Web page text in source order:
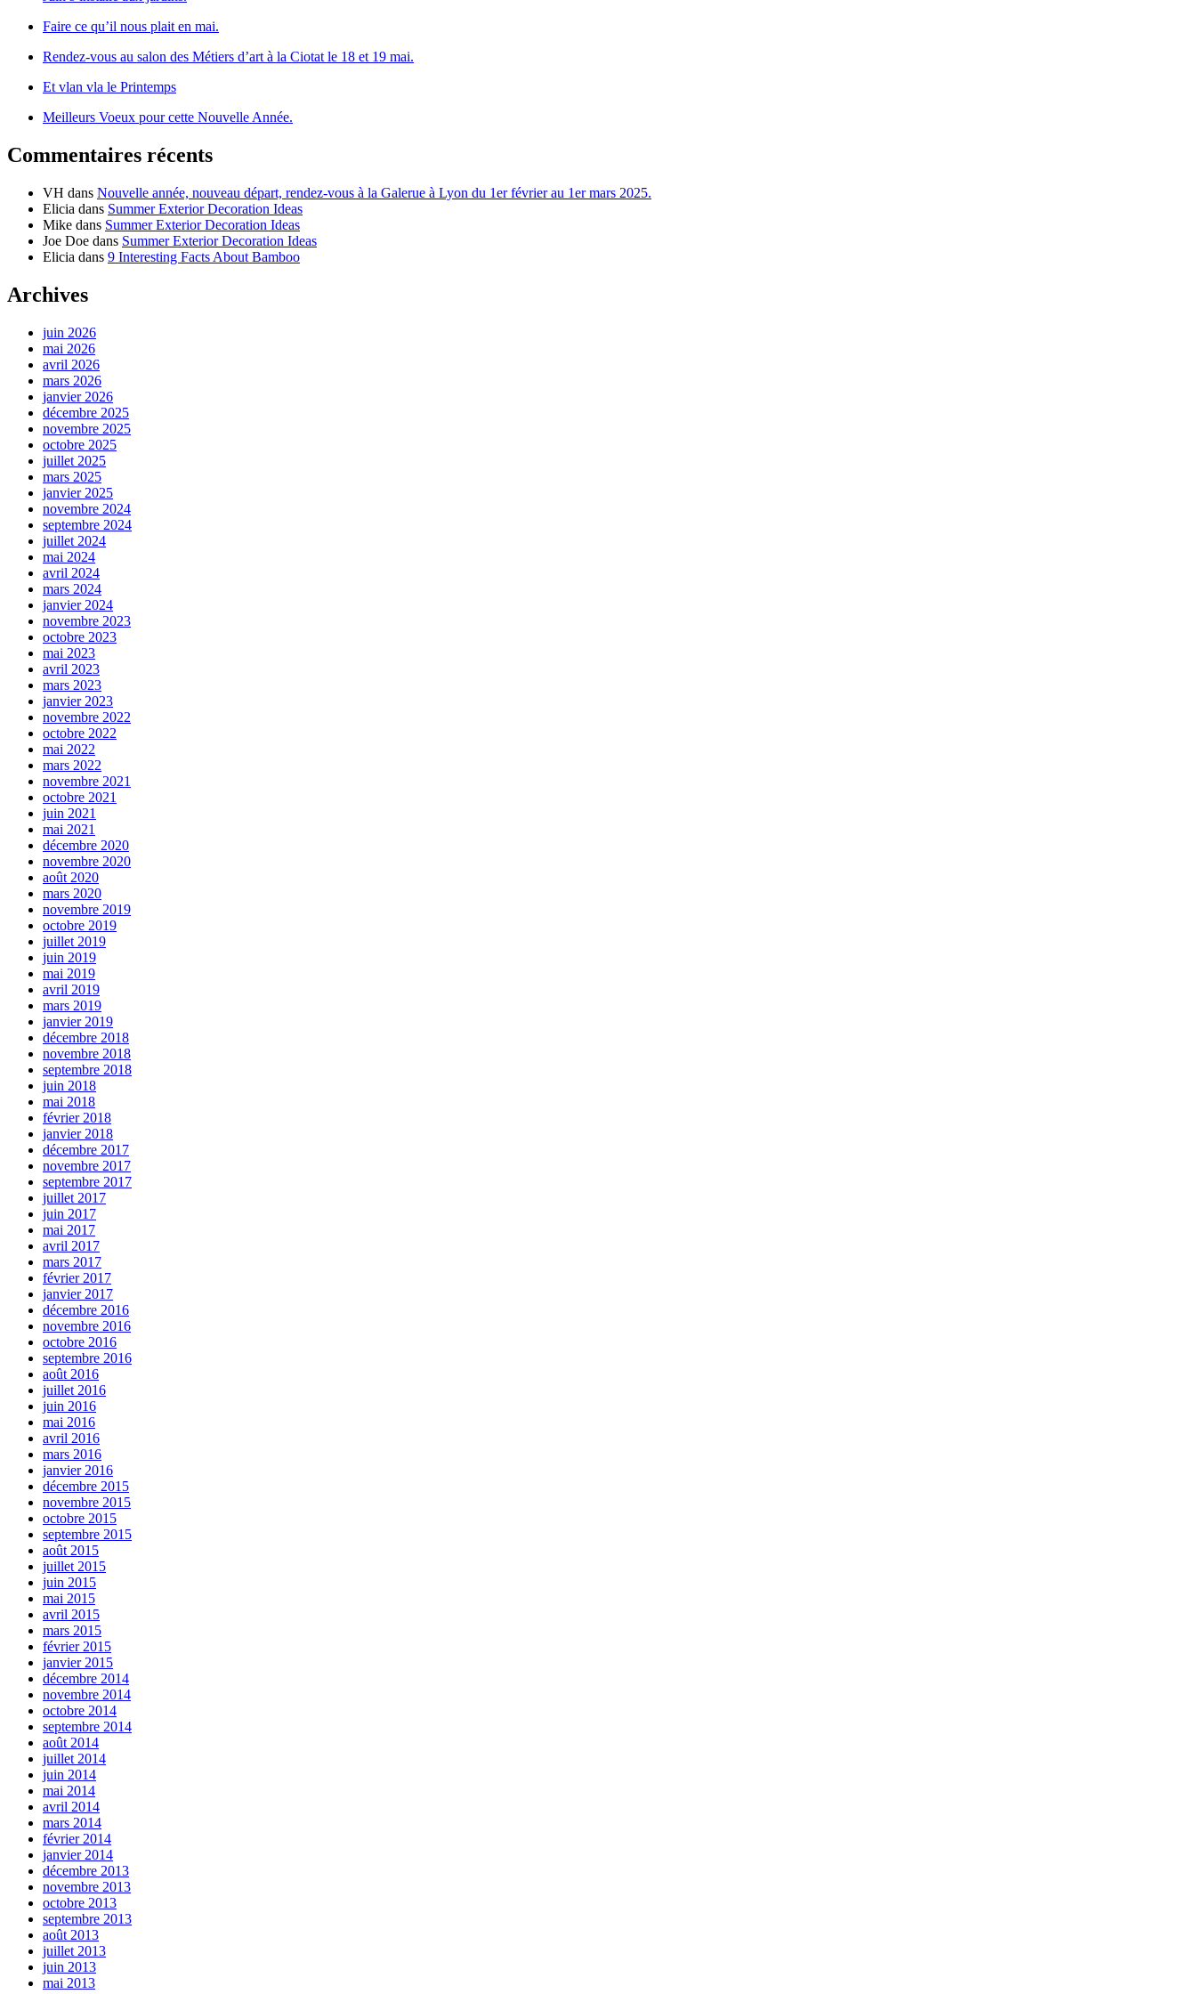
Faire ce qu’il nous plait en mai.
Rendez-vous au salon des Métiers d’art à la Ciotat le 18 et 19 mai.
Et vlan vla le Printemps
Meilleurs Voeux pour cette Nouvelle Année.
Commentaires récents
VH dans Nouvelle année, nouveau départ, rendez-vous à la Galerue à Lyon du 1er février au 1er mars 2025.
Elicia dans Summer Exterior Decoration Ideas
Mike dans Summer Exterior Decoration Ideas
Joe Doe dans Summer Exterior Decoration Ideas
Elicia dans 9 Interesting Facts About Bamboo
Archives
juin 2026
mai 2026
avril 2026
mars 2026
janvier 2026
décembre 2025
novembre 2025
octobre 2025
juillet 2025
mars 2025
janvier 2025
novembre 2024
septembre 2024
juillet 2024
mai 2024
avril 2024
mars 2024
janvier 2024
novembre 2023
octobre 2023
mai 2023
avril 2023
mars 2023
janvier 2023
novembre 2022
octobre 2022
mai 2022
mars 2022
novembre 2021
octobre 2021
juin 2021
mai 2021
décembre 2020
novembre 2020
août 2020
mars 2020
novembre 2019
octobre 2019
juillet 2019
juin 2019
mai 2019
avril 2019
mars 2019
janvier 2019
décembre 2018
novembre 2018
septembre 2018
juin 2018
mai 2018
février 2018
janvier 2018
décembre 2017
novembre 2017
septembre 2017
juillet 2017
juin 2017
mai 2017
avril 2017
mars 2017
février 2017
janvier 2017
décembre 2016
novembre 2016
octobre 2016
septembre 2016
août 2016
juillet 2016
juin 2016
mai 2016
avril 2016
mars 2016
janvier 2016
décembre 2015
novembre 2015
octobre 2015
septembre 2015
août 2015
juillet 2015
juin 2015
mai 2015
avril 2015
mars 2015
février 2015
janvier 2015
décembre 2014
novembre 2014
octobre 2014
septembre 2014
août 2014
juillet 2014
juin 2014
mai 2014
avril 2014
mars 2014
février 2014
janvier 2014
décembre 2013
novembre 2013
octobre 2013
septembre 2013
août 2013
juillet 2013
juin 2013
mai 2013